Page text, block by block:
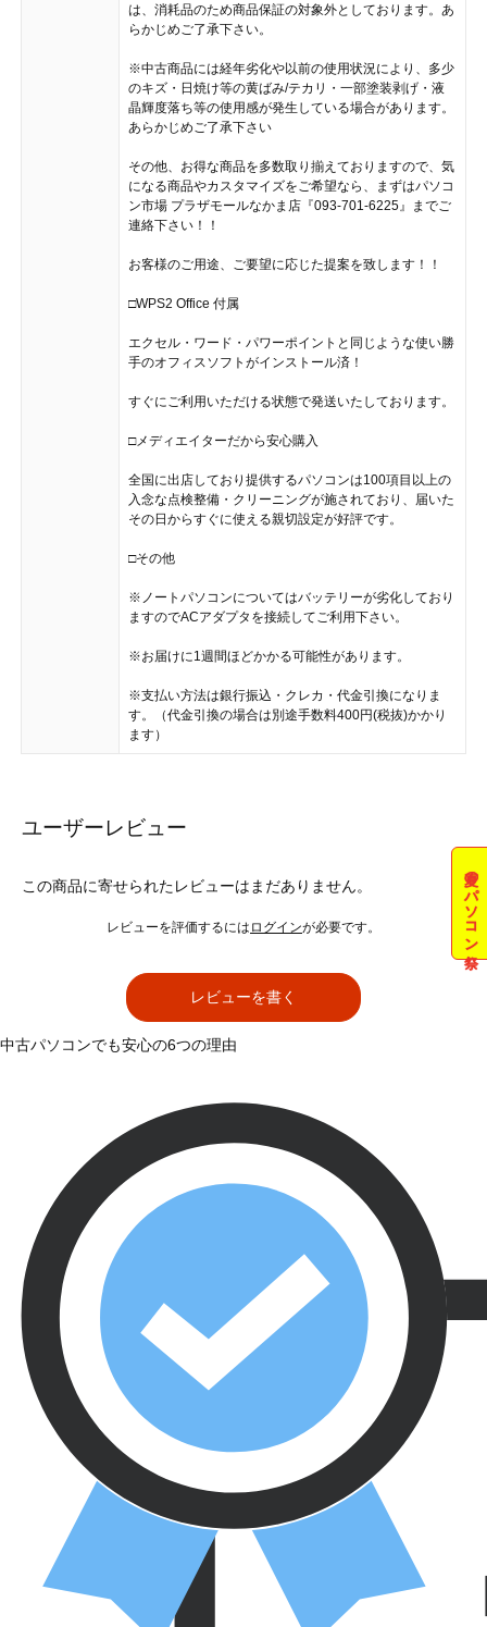
は、消耗品のため商品保証の対象外としております。あ
らかじめご了承下さい。
※中古商品には経年劣化や以前の使用状況により、多少
のキズ・日焼け等の黄ばみ/テカリ・一部塗装剥げ・液
晶輝度落ち等の使用感が発生している場合があります。
あらかじめご了承下さい
その他、お得な商品を多数取り揃えておりますので、気
になる商品やカスタマイズをご希望なら、まずはパソコ
ン市場 プラザモールなかま店『093-701-6225』までご
連絡下さい！！
お客様のご用途、ご要望に応じた提案を致します！！
□WPS2 Office 付属
エクセル・ワード・パワーポイントと同じような使い勝
手のオフィスソフトがインストール済！
すぐにご利用いただける状態で発送いたしております。
□メディエイターだから安心購入
全国に出店しており提供するパソコンは100項目以上の
入念な点検整備・クリーニングが施されており、届いた
その日からすぐに使える親切設定が好評です。
□その他
※ノートパソコンについてはバッテリーが劣化しており
ますのでACアダプタを接続してご利用下さい。
※お届けに1週間ほどかかる可能性があります。
※支払い方法は銀行振込・クレカ・代金引換になりま
す。（代金引換の場合は別途手数料400円(税抜)かかり
ます）
ユーザーレビュー
この商品に寄せられたレビューはまだありません。
レビューを評価するには ログインが必要です。
レビューを書く
夏のパソコン祭
中古パソコンでも安心の6つの理由